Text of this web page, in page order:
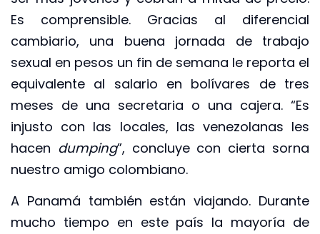
Es comprensible. Gracias al diferencial
cambiario, una buena jornada de trabajo
sexual en pesos un fin de semana le reporta el
equivalente al salario en bolívares de tres
meses de una secretaria o una cajera. “Es
injusto con las locales, las venezolanas les
hacen dumping”, concluye con cierta sorna
nuestro amigo colombiano.
A Panamá también están viajando. Durante
mucho tiempo en este país la mayoría de